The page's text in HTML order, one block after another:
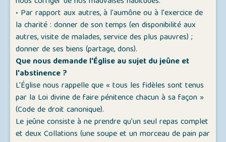
• Par rapport aux autres, à l'aumône ou à l'exercice de
la charité : donner de son temps (en disponibilité aux
autres, visite de malades, service des plus pauvres) ;
donner de ses biens (partage, dons).
Que nous demande l'Église au sujet du jeûne et
l'abstinence ?
L'Église nous rappelle que « tous les fidèles sont tenus
par la Loi divine de faire pénitence chacun à sa façon »
(Code de droit canonique).
Le jeûne consiste à ne prendre qu'un seul repas complet
et deux Collations (une soupe et un morceau de pain par